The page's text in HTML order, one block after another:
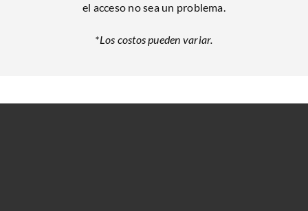
el acceso no sea un problema.
*Los costos pueden variar.